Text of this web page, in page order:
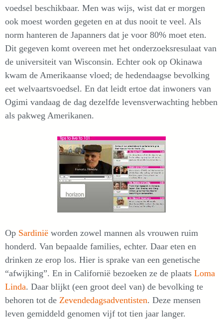
voedsel beschikbaar. Men was wijs, wist dat er morgen
ook moest worden gegeten en at dus nooit te veel. Als
norm hanteren de Japanners dat je voor 80% moet eten.
Dit gegeven komt overeen met het onderzoeksresulaat van
de universiteit van Wisconsin. Echter ook op Okinawa
kwam de Amerikaanse vloed; de hedendaagse bevolking
eet welvaartsvoedsel. En dat leidt ertoe dat inwoners van
Ogimi vandaag de dag dezelfde levensverwachting hebben
als pakweg Amerikanen.
Op Sardinië worden zowel mannen als vrouwen ruim
honderd. Van bepaalde families, echter. Daar eten en
drinken ze erop los. Hier is sprake van een genetische
“afwijking”. En in Californië bezoeken ze de plaats Loma
Linda. Daar blijkt (een groot deel van) de bevolking te
behoren tot de Zevendedagsadventisten. Deze mensen
leven gemiddeld genomen vijf tot tien jaar langer.